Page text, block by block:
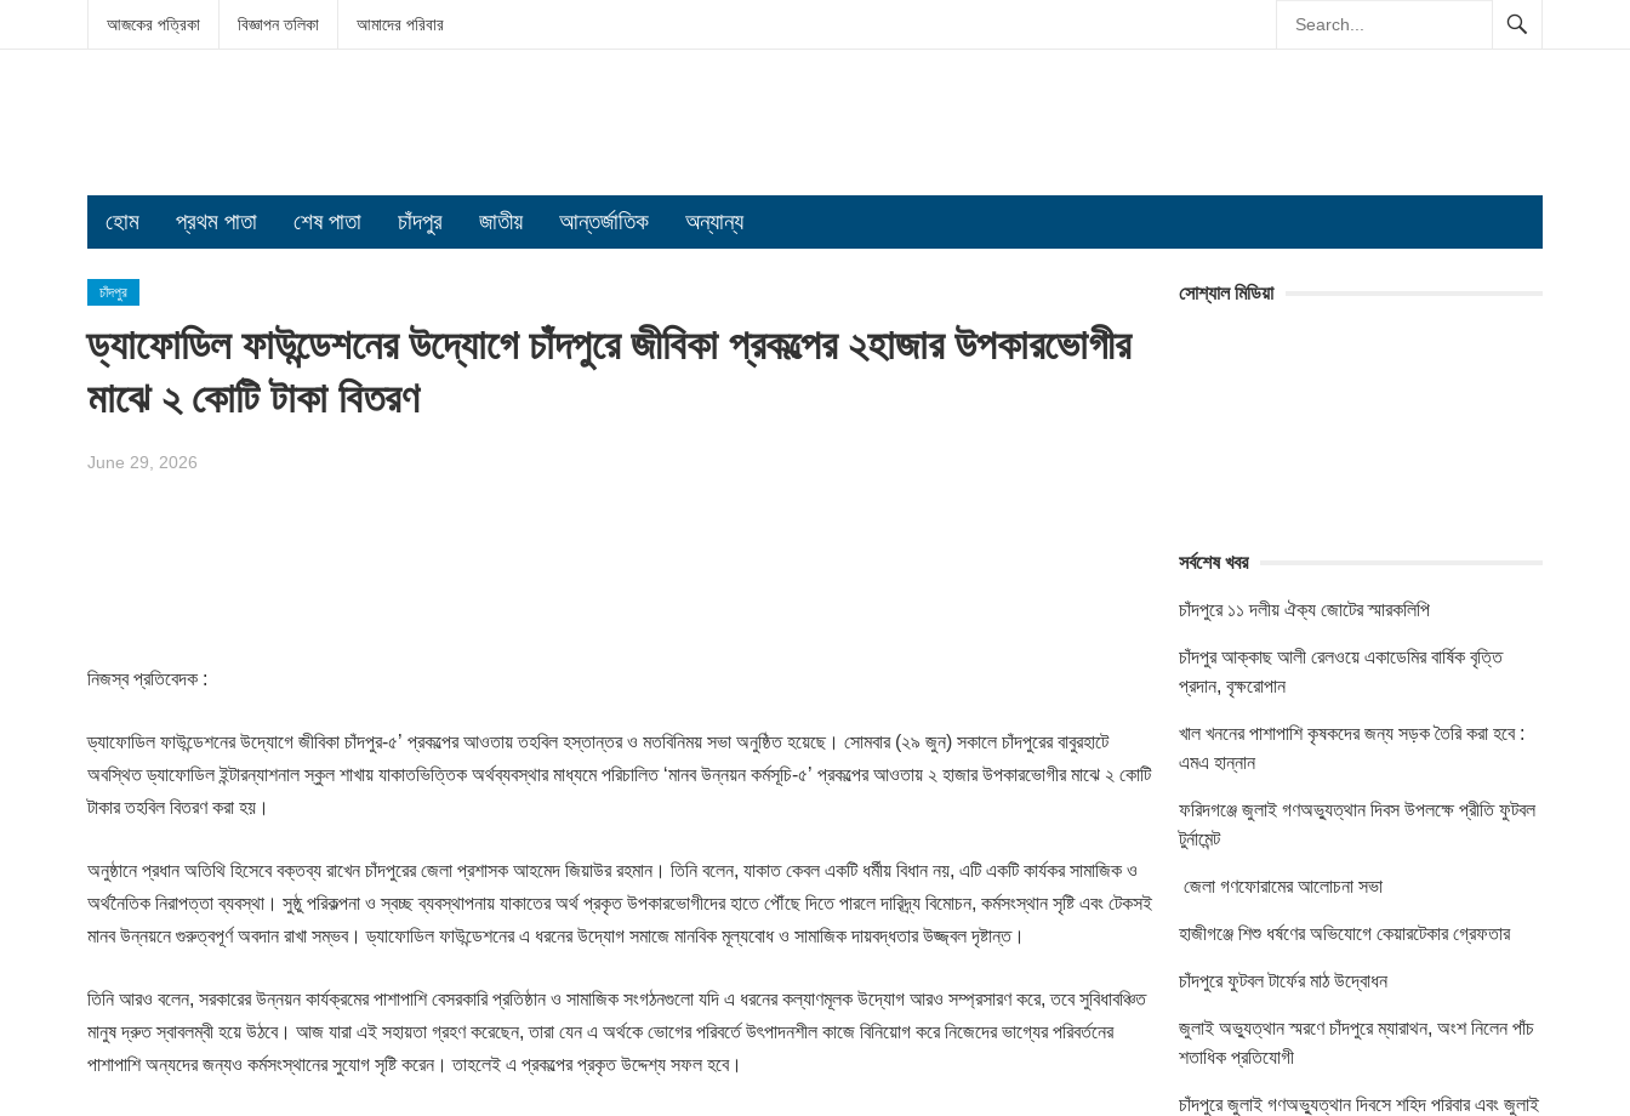
আজকের পত্রিকা বিজ্ঞাপন তলিকা আমাদের পরিবার
হোম প্রথম পাতা শেষ পাতা চাঁদপুর জাতীয় আন্তর্জাতিক অন্যান্য
চাঁদপুর
ড্যাফোডিল ফাউন্ডেশনের উদ্যোগে চাঁদপুরে জীবিকা প্রকল্পের ২হাজার উপকারভোগীর
মাঝে ২ কোটি টাকা বিতরণ
June 29, 2026
নিজস্ব প্রতিবেদক :
ড্যাফোডিল ফাউন্ডেশনের উদ্যোগে জীবিকা চাঁদপুর-৫’ প্রকল্পের আওতায় তহবিল হস্তান্তর ও মতবিনিময় সভা অনুষ্ঠিত হয়েছে। সোমবার (২৯ জুন) সকালে চাঁদপুরের বাবুরহাটে
অবস্থিত ড্যাফোডিল ইন্টারন্যাশনাল স্কুল শাখায় যাকাতভিত্তিক অর্থব্যবস্থার মাধ্যমে পরিচালিত ‘মানব উন্নয়ন কর্মসূচি-৫’ প্রকল্পের আওতায় ২ হাজার উপকারভোগীর মাঝে ২ কোটি
টাকার তহবিল বিতরণ করা হয়।
অনুষ্ঠানে প্রধান অতিথি হিসেবে বক্তব্য রাখেন চাঁদপুরের জেলা প্রশাসক আহমেদ জিয়াউর রহমান। তিনি বলেন, যাকাত কেবল একটি ধর্মীয় বিধান নয়, এটি একটি কার্যকর সামাজিক ও
অর্থনৈতিক নিরাপত্তা ব্যবস্থা। সুষ্ঠু পরিকল্পনা ও স্বচ্ছ ব্যবস্থাপনায় যাকাতের অর্থ প্রকৃত উপকারভোগীদের হাতে পৌঁছে দিতে পারলে দারিদ্র্য বিমোচন, কর্মসংস্থান সৃষ্টি এবং টেকসই
মানব উন্নয়নে গুরুত্বপূর্ণ অবদান রাখা সম্ভব। ড্যাফোডিল ফাউন্ডেশনের এ ধরনের উদ্যোগ সমাজে মানবিক মূল্যবোধ ও সামাজিক দায়বদ্ধতার উজ্জ্বল দৃষ্টান্ত।
তিনি আরও বলেন, সরকারের উন্নয়ন কার্যক্রমের পাশাপাশি বেসরকারি প্রতিষ্ঠান ও সামাজিক সংগঠনগুলো যদি এ ধরনের কল্যাণমূলক উদ্যোগ আরও সম্প্রসারণ করে, তবে সুবিধাবঞ্চিত
মানুষ দ্রুত স্বাবলম্বী হয়ে উঠবে। আজ যারা এই সহায়তা গ্রহণ করেছেন, তারা যেন এ অর্থকে ভোগের পরিবর্তে উৎপাদনশীল কাজে বিনিয়োগ করে নিজেদের ভাগ্যের পরিবর্তনের
পাশাপাশি অন্যদের জন্যও কর্মসংস্থানের সুযোগ সৃষ্টি করেন। তাহলেই এ প্রকল্পের প্রকৃত উদ্দেশ্য সফল হবে।
সোশ্যাল মিডিয়া
সর্বশেষ খবর
চাঁদপুরে ১১ দলীয় ঐক্য জোটের স্মারকলিপি
চাঁদপুর আক্কাছ আলী রেলওয়ে একাডেমির বার্ষিক বৃত্তি
প্রদান, বৃক্ষরোপান
খাল খননের পাশাপাশি কৃষকদের জন্য সড়ক তৈরি করা হবে :
এমএ হান্নান
ফরিদগঞ্জে জুলাই গণঅভ্যুত্থান দিবস উপলক্ষে প্রীতি ফুটবল
টুর্নামেন্ট
জেলা গণফোরামের আলোচনা সভা
হাজীগঞ্জে শিশু ধর্ষণের অভিযোগে কেয়ারটেকার গ্রেফতার
চাঁদপুরে ফুটবল টার্ফের মাঠ উদ্বোধন
জুলাই অভ্যুত্থান স্মরণে চাঁদপুরে ম্যারাথন, অংশ নিলেন পাঁচ
শতাধিক প্রতিযোগী
চাঁদপুরে জুলাই গণঅভ্যুত্থান দিবসে শহিদ পরিবার এবং জুলাই